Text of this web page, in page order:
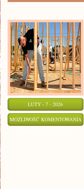
LUTY - 7 - 2026
MOŻLIWOŚĆ KOMENTOWANIA